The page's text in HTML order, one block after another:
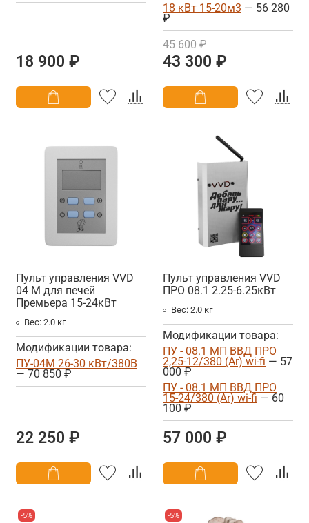
18 900 ₽
18 кВт 15-20м3 — 56 280
₽
45 600 ₽
43 300 ₽
Пульт управления VVD
04 М для печей
Премьера 15-24кВт
Вес: 2.0 кг
Модификации товара:
ПУ-04М 26-30 кВт/380В
— 70 850 ₽
22 250 ₽
Пульт управления VVD
ПРО 08.1 2.25-6.25кВт
Вес: 2.0 кг
Модификации товара:
ПУ - 08.1 МП ВВД ПРО
2,25-12/380 (Ar) wi-fi — 57
000 ₽
ПУ - 08.1 МП ВВД ПРО
15-24/380 (Ar) wi-fi — 60
100 ₽
57 000 ₽
-5% -5%